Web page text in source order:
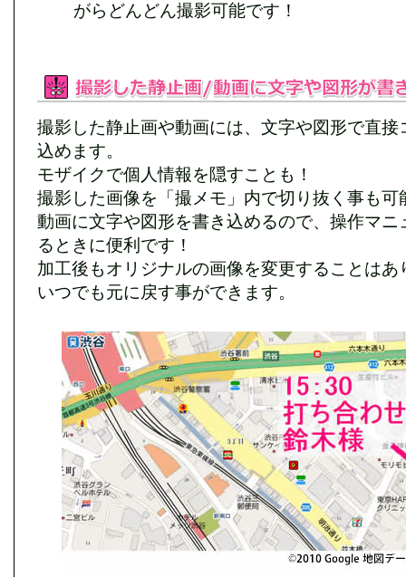
がらどんどん撮影可能です！
撮影した静止画や動画には、文字や図形で直接
込めます。
モザイクで個人情報を隠すことも！
撮影した画像を「撮メモ」内で切り抜く事も可
動画に文字や図形を書き込めるので、操作マニ
るときに便利です！
加工後もオリジナルの画像を変更することはあ
いつでも元に戻す事ができます。